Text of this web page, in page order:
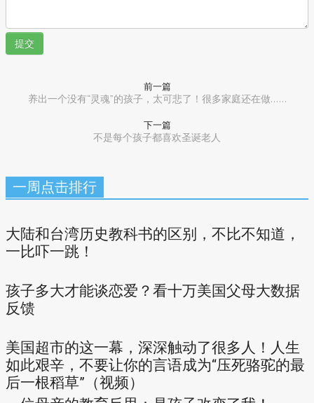
提交
前一篇
养出一个没有“灵魂”的孩子，太可悲了！很多家庭还在做……
下一篇
不是每个孩子都喜欢圣诞老人
一周点击排行
大陆和台湾历史教科书的区别，不比不知道，
一比吓一跳！
孩子多大才能谈恋爱？看十万美国父母大数据
反馈
美国超市的这一幕，深深触动了很多人！人生
如此艰辛，不要让你的言语成为“压死骆驼的最
后一根稻草”（视频）